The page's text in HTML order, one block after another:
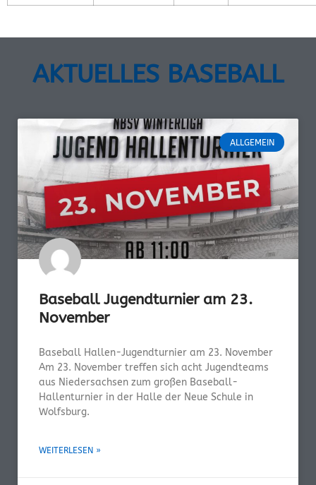
AKTUELLES BASEBALL
ALLGEMEIN
Baseball Jugendturnier am 23.
November
Baseball Hallen-Jugendturnier am 23. November
Am 23. November treffen sich acht Jugendteams
aus Niedersachsen zum großen Baseball-
Hallenturnier in der Halle der Neue Schule in
Wolfsburg.
WEITERLESEN »